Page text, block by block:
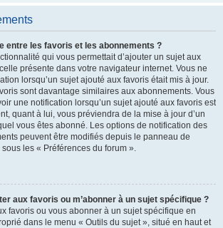
entre les favoris et les abonnements ?
qui vous permettait d’ajouter un sujet aux
présente dans votre navigateur internet. Vous ne
lorsqu’un sujet ajouté aux favoris était mis à jour.
sont davantage similaires aux abonnements. Vous
une notification lorsqu’un sujet ajouté aux favoris est
quant à lui, vous préviendra de la mise à jour d’un
vous êtes abonné. Les options de notification des
peuvent être modifiés depuis le panneau de
les « Préférences du forum ».
aux favoris ou m’abonner à un sujet spécifique ?
favoris ou vous abonner à un sujet spécifique en
dans le menu « Outils du sujet », situé en haut et